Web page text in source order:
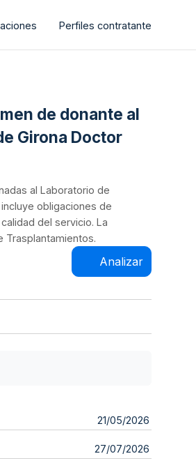
Perfiles contratante
de donante al
Girona Doctor
al Laboratorio de
obligaciones de
del servicio. La
Trasplantamientos.
Analizar
21/05/2026
27/07/2026